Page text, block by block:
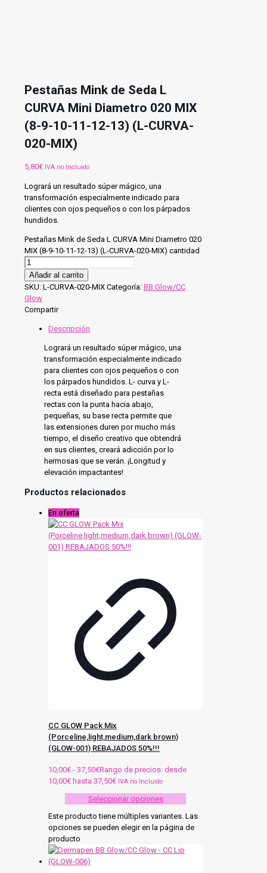
Pestañas Mink de Seda L
CURVA Mini Diametro 020 MIX
(8-9-10-11-12-13) (L-CURVA-
020-MIX)
5,80€ IVA no Incluido
Logrará un resultado súper mágico, una
transformación especialmente indicado para
clientes con ojos pequeños o con los párpados
hundidos.
Pestañas Mink de Seda L CURVA Mini Diametro 020
MIX (8-9-10-11-12-13) (L-CURVA-020-MIX) cantidad
Añadir al carrito
SKU: L-CURVA-020-MIX Categoría: BB Glow/CC
Glow
Compartir
Descripción
Logrará un resultado súper mágico, una
transformación especialmente indicado
para clientes con ojos pequeños o con
los párpados hundidos. L- curva y L-
recta está diseñado para pestañas
rectas con la punta hacia abajo,
pequeñas, su base recta permite que
las extensiones duren por mucho más
tiempo, el diseño creativo que obtendrá
en sus clientes, creará adicción por lo
hermosas que se verán. ¡Longitud y
elevación impactantes!
Productos relacionados
En oferta
CC GLOW Pack Mix
(Porceline,light,medium,dark brown)
(GLOW-001) REBAJADOS 50%!!!
10,00€ - 37,50€Rango de precios: desde
10,00€ hasta 37,50€ IVA no Incluido
Seleccionar opciones
Este producto tiene múltiples variantes. Las
opciones se pueden elegir en la página de
producto